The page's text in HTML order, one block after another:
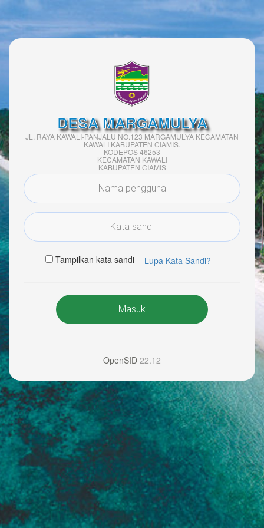
DESA MARGAMULYA
JL. RAYA KAWALI-PANJALU NO.123 MARGAMULYA KECAMATAN
KAWALI KABUPATEN CIAMIS.
KODEPOS 46253
KECAMATAN KAWALI
KABUPATEN CIAMIS
Tampilkan kata sandi Lupa Kata Sandi?
Masuk
OpenSID 22.12